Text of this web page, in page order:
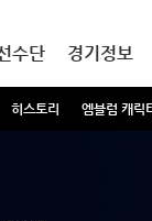
히스토리 엠블럼 캐릭
수단 경기정보